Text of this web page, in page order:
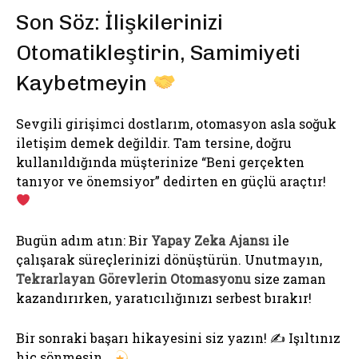
Son Söz: İlişkilerinizi
Otomatikleştirin, Samimiyeti
Kaybetmeyin
Sevgili girişimci dostlarım, otomasyon asla soğuk
iletişim demek değildir. Tam tersine, doğru
kullanıldığında müşterinize “Beni gerçekten
tanıyor ve önemsiyor” dedirten en güçlü araçtır!
Bugün adım atın: Bir Yapay Zeka Ajansı ile
çalışarak süreçlerinizi dönüştürün. Unutmayın,
Tekrarlayan Görevlerin Otomasyonu size zaman
kazandırırken, yaratıcılığınızı serbest bırakır!
Bir sonraki başarı hikayesini siz yazın! ✍ Işıltınız